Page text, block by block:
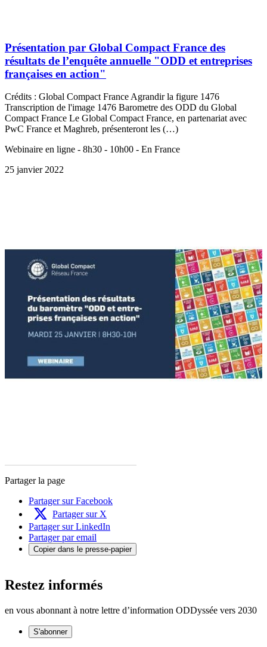
Présentation par Global Compact France des
résultats de l’enquête annuelle "ODD et entreprises
françaises en action"
Crédits : Global Compact France Agrandir la figure 1476
Transcription de l'image 1476 Barometre des ODD du Global
Compact France Le Global Compact France, en partenariat avec
PwC France et Maghreb, présenteront les (…)
Webinaire en ligne - 8h30 - 10h00 - En France
25 janvier 2022
Partager la page
Partager sur Facebook
Partager sur X
Partager sur LinkedIn
Partager par email
Copier dans le presse-papier
Restez informés
en vous abonnant à notre lettre d’information ODDyssée vers 2030
S'abonner